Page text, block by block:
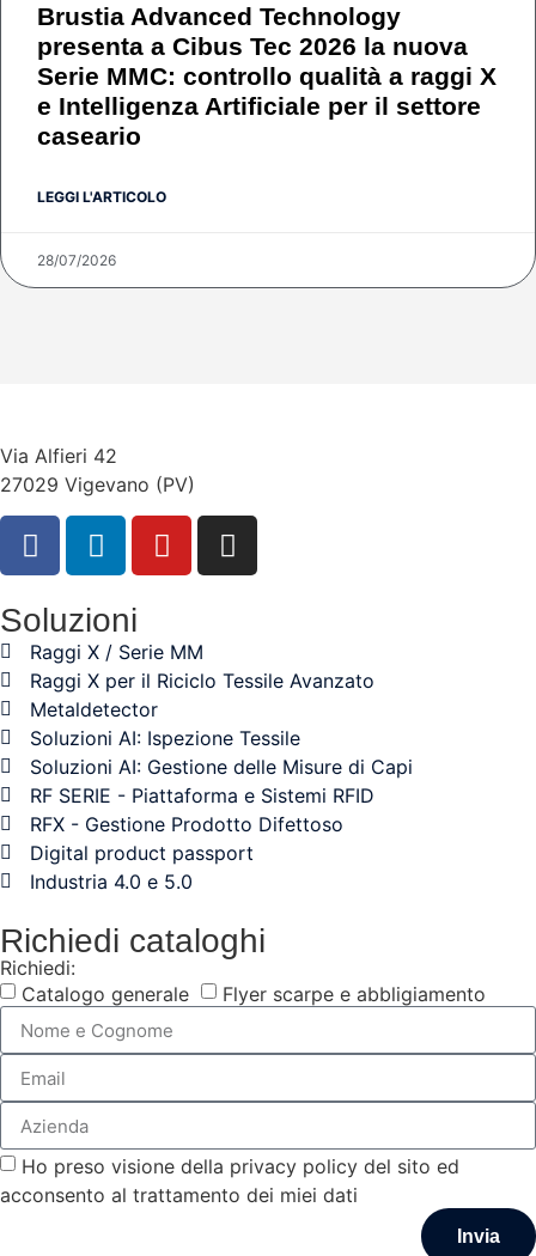
Brustia Advanced Technology
presenta a Cibus Tec 2026 la nuova
Serie MMC: controllo qualità a raggi X
e Intelligenza Artificiale per il settore
caseario
LEGGI L'ARTICOLO
28/07/2026
Via Alfieri 42
27029 Vigevano (PV)
Soluzioni
Raggi X / Serie MM
Raggi X per il Riciclo Tessile Avanzato
Metaldetector
Soluzioni AI: Ispezione Tessile
Soluzioni AI: Gestione delle Misure di Capi
RF SERIE - Piattaforma e Sistemi RFID
RFX - Gestione Prodotto Difettoso
Digital product passport
Industria 4.0 e 5.0
Richiedi cataloghi
Richiedi:
Catalogo generale
Flyer scarpe e abbligiamento
Ho preso visione della privacy policy del sito ed
acconsento al trattamento dei miei dati
Invia